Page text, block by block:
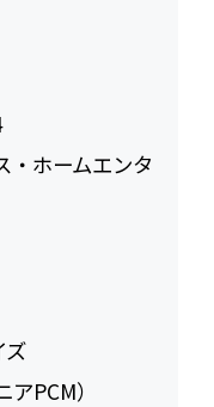
・ホームエンタ
ズ
PCM）